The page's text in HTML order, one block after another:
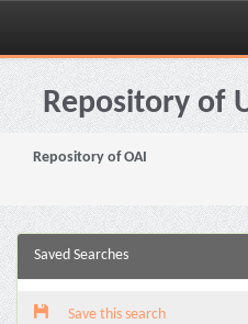
Skip
navigationRepository of
Repository of OAI
Saved Searches
Save this search